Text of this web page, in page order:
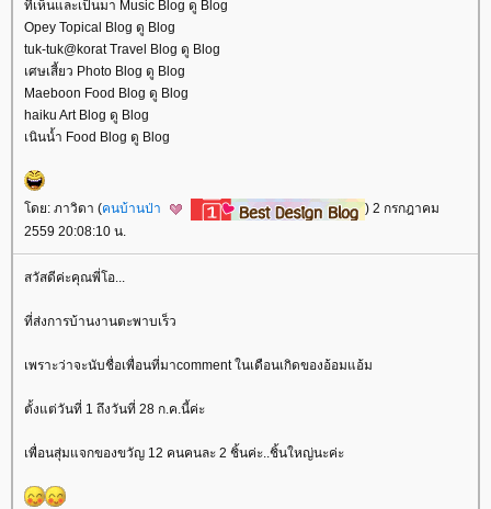
ที่เห็นและเป็นมา Music Blog ดู Blog
Opey Topical Blog ดู Blog
tuk-tuk@korat Travel Blog ดู Blog
เศษเสี้ยว Photo Blog ดู Blog
Maeboon Food Blog ดู Blog
haiku Art Blog ดู Blog
เนินน้ำ Food Blog ดู Blog
ดย: ภาวิดา (คนบ้านป่า
) 2 กรกฎาคม
2559 20:08:10 น.
สวัสดีค่ะคุณพี่โอ...
ที่ส่งการบ้านงานตะพาบเร็ว
เพราะว่าจะนับชื่อเพื่อนที่มาcomment ในเดือนเกิดของอ้อมแอ้ม
ตั้งแต่วันที่ 1 ถึงวันที่ 28 ก.ค.นี้ค่ะ
เพื่อนสุ่มแจกของขวัญ 12 คนคนละ 2 ชิ้นค่ะ..ชิ้นใหญ่นะค่ะ